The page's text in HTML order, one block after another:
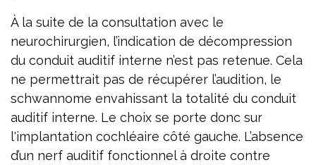
À la suite de la consultation avec le
neurochirurgien, l’indication de décompression
du conduit auditif interne n’est pas retenue. Cela
ne permettrait pas de récupérer l’audition, le
schwannome envahissant la totalité du conduit
auditif interne. Le choix se porte donc sur
l'implantation cochléaire côté gauche. L’absence
d’un nerf auditif fonctionnel à droite contre